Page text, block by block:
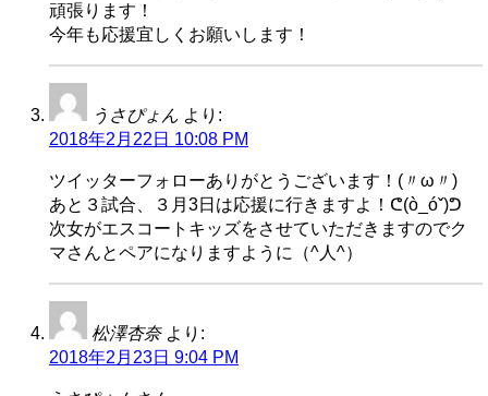
頑張ります！
今年も応援宜しくお願いします！
うさぴょん より:
2018年2月22日 10:08 PM
ツイッターフォローありがとうございます！(〃ω〃)
あと３試合、３月3日は応援に行きますよ！ᕦ(ò_óˇ)ᕤ
次女がエスコートキッズをさせていただきますのでク
マさんとペアになりますように（^人^）
松澤杏奈 より:
2018年2月23日 9:04 PM